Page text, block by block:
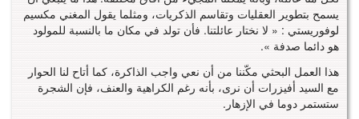
يسمح بتطوير العقليات وتقاسم الذكريات، ومثلما يقول المغني مكسيم
لوفوريستي : « لا نختار عائلتنا. فأن تولد في مكان ما بالنسبة للمولود
هو دائما صدفة ».
هذا العمل البحثي مكّننا من أن نعي واجب الذاكرة، كما أتاح لنا الحوار
مع السيد أفيزرات أن نرى، بأنه رغم الكراهية والعنف، فإن الشجرة
ستستمر دوما في الإزهار.